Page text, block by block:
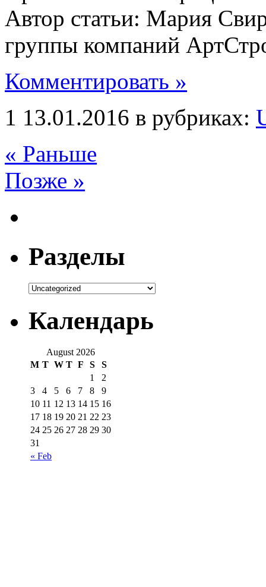
Автор статьи: Мария
группы компаний
Комментировать »
1 13.01.2016 в рубриках:
« Раньше
Позже »
Разделы
Календарь
August 2026
M T W T F S S
« Feb
1
2
3
4 5 6 7 8
9
10 11 12 13 14 15 16
17 18 19 20 21 22 23
24 25 26 27 28 29 30
31